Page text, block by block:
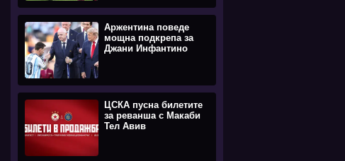
Аржентина поведе
мощна подкрепа за
Джани Инфантино
ЦСКА пусна билетите
за реванша с Макаби
Тел Авив